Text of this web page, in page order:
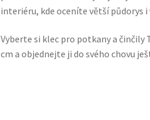
interiéru, kde oceníte větší půdorys i
Vyberte si klec pro potkany a činčily
cm a objednejte ji do svého chovu